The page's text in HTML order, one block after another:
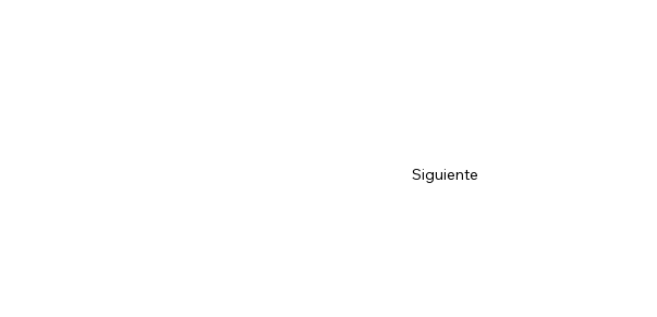
Siguiente